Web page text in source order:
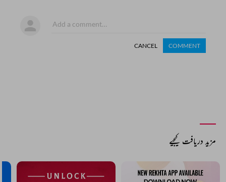
CANCEL COMMENT
مزید دریافت کیجیے